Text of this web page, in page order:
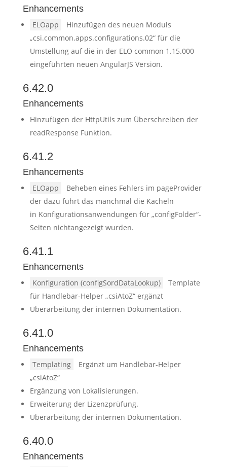
Enhancements
ELOapp
Hinzufügen des neuen Moduls
„csi.common.apps.configurations.02“ für die
Umstellung auf die in der ELO common 1.15.000
eingeführten neuen AngularJS Version.
6.42.0
Enhancements
Hinzufügen der HttpUtils zum Überschreiben der
readResponse Funktion.
6.41.2
Enhancements
ELOapp
Beheben eines Fehlers im pageProvider
der dazu führt das manchmal die Kacheln
in Konfigurationsanwendungen für „configFolder“-
Seiten nichtangezeigt wurden.
6.41.1
Enhancements
Konfiguration (configSordDataLookup)
Template
für Handlebar-Helper „csiAtoZ“ ergänzt
Überarbeitung der internen Dokumentation.
6.41.0
Enhancements
Templating
Ergänzt um Handlebar-Helper
„csiAtoZ“
Ergänzung von Lokalisierungen.
Erweiterung der Lizenzprüfung.
Überarbeitung der internen Dokumentation.
6.40.0
Enhancements